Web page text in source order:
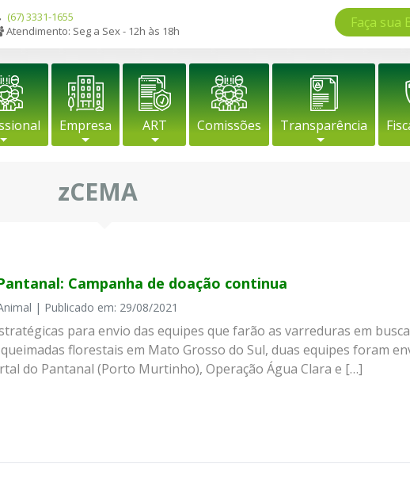
(67) 3331-1655
Atendimento: Seg a Sex - 12h às 18h
Empresa ART Comissões Transparência
zCEMA
Campanha de doação continua
| Publicado em: 29/08/2021
para envio das equipes que farão as varreduras em
florestais em Mato Grosso do Sul, duas equipes foram
do Pantanal (Porto Murtinho), Operação Água Clara e […]